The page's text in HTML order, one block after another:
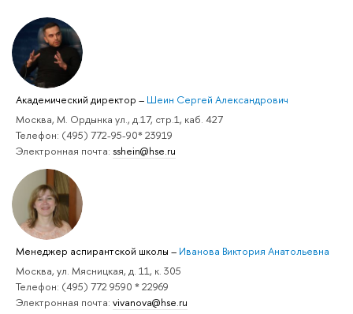
Академический директор – Шеин Сергей Александрович
Москва, М. Ордынка ул., д.17, стр.1, каб. 427
Телефон: (495) 772-95-90* 23919
Электронная почта: sshein@hse.ru
Менеджер аспирантской школы – Иванова Виктория Анатольевна
Москва, ул. Мясницкая, д. 11, к. 305
Телефон: (495) 772 9590 * 22969
Электронная почта: vivanova@hse.ru